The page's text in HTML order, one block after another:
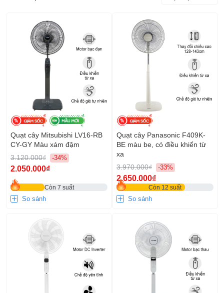
Quạt cây Mitsubishi LV16-RB
CY-GY Màu xám đậm
3.120.000₫
-34%
2.050.000₫
Còn 7 suất
So sánh
Quạt cây Panasonic F409K-
BE màu be, có điều khiển từ
xa
3.970.000₫
-33%
2.650.000₫
Còn 12 suất
So sánh